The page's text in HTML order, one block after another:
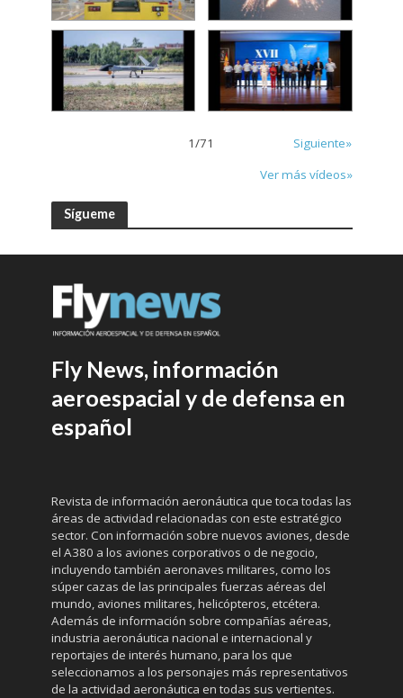
1/71
Siguiente»
Ver más vídeos»
Sígueme
Fly News, información
aeroespacial y de defensa en
español
Revista de información aeronáutica que toca todas las
áreas de actividad relacionadas con este estratégico
sector. Con información sobre nuevos aviones, desde
el A380 a los aviones corporativos o de negocio,
incluyendo también aeronaves militares, como los
súper cazas de las principales fuerzas aéreas del
mundo, aviones militares, helicópteros, etcétera.
Además de información sobre compañías aéreas,
industria aeronáutica nacional e internacional y
reportajes de interés humano, para los que
seleccionamos a los personajes más representativos
de la actividad aeronáutica en todas sus vertientes.